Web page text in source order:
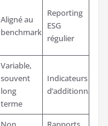
Aligné au
benchmark
Reporting
ESG
régulier
Variable,
souvent
long
terme
Indicateurs
d’additionnalité